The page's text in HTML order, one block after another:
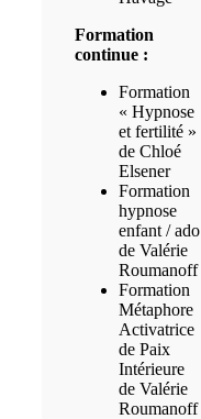
Formation
continue :
Formation
« Hypnose
et fertilité »
de Chloé
Elsener
Formation
hypnose
enfant / ado
de Valérie
Roumanoff
Formation
Métaphore
Activatrice
de Paix
Intérieure
de Valérie
Roumanoff